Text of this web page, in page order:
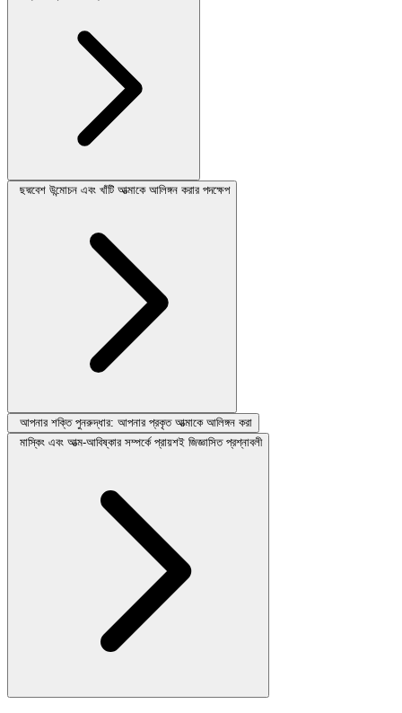
ছদ্মবেশ উন্মোচন এবং খাঁটি আত্মাকে আলিঙ্গন করার পদক্ষেপ
আপনার শক্তি পুনরুদ্ধার: আপনার প্রকৃত আত্মাকে আলিঙ্গন করা
মাস্কিং এবং আত্ম-আবিষ্কার সম্পর্কে প্রায়শই জিজ্ঞাসিত প্রশ্নাবলী